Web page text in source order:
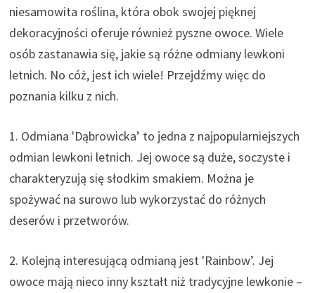
niesamowita roślina, która obok swojej pięknej
dekoracyjności oferuje również pyszne owoce. Wiele
osób zastanawia się, jakie są różne odmiany lewkoni
letnich. No cóż, jest ich wiele! Przejdźmy więc do
poznania kilku z nich.
1. Odmiana 'Dąbrowicka’ to jedna z najpopularniejszych
odmian lewkoni letnich. Jej owoce są duże, soczyste i
charakteryzują się słodkim smakiem. Można je
spożywać na surowo lub wykorzystać do różnych
deserów i przetworów.
2. Kolejną interesującą odmianą jest 'Rainbow’. Jej
owoce mają nieco inny kształt niż tradycyjne lewkonie –